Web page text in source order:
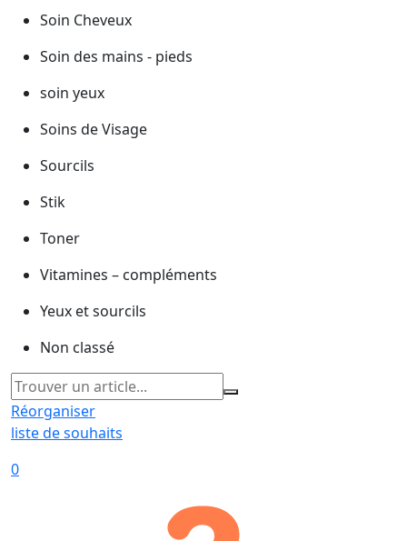
Soin Cheveux
Soin des mains - pieds
soin yeux
Soins de Visage
Sourcils
Stik
Toner
Vitamines – compléments
Yeux et sourcils
Non classé
Réorganiser
liste de souhaits
0